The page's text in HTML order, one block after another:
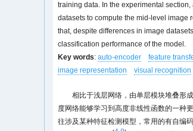
training data. In the experimental
datasets to compute the mid-level image
that, despite differences in image
classification performance of the model.
Key words: auto-encoder feature
image representation
visual recognition
相比于浅层网络，由单层模块堆叠形
度网络能够学习到高度非线性函数的一种
往涉及某种特征检测模型，常用的有自编